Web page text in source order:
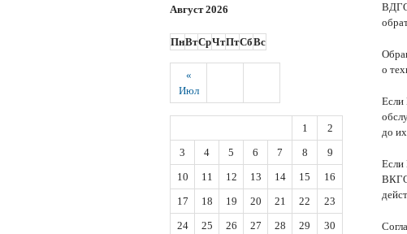
о
Если
до
Если
ВКГО
Август 2026
ПнВтСрЧтПтСбВс
«
Июл
1
2
3
4 5 6 7 8
9
10
11 12 13 14 15
16
17
18 19 20 21 22
23
24
25 26 27 28 29
30